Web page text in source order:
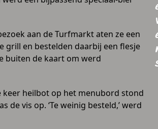
aan de Turfmarkt aten ze een
grill en bestelden daarbij een flesje
buiten de kaart om werd
keer heilbot op het menubord stond
de vis op. ‘Te weinig besteld,’ werd